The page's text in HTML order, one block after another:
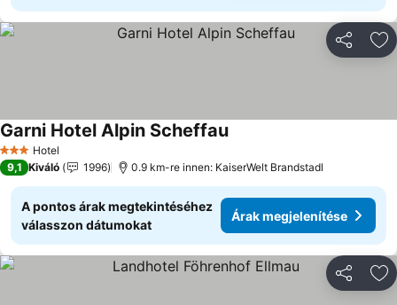
3 Kategória
Hotel
Garni Hotel Alpin Scheffau
9,1 Kiváló 1996 0.9 km-re innen: KaiserWelt Brandstadl
A pontos árak megtekintéséhez
válasszon dátumokat
Árak megjelenítése